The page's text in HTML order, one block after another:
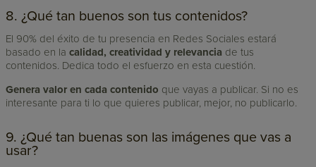
8. ¿Qué tan buenos son tus contenidos?
El 90% del éxito de tu presencia en Redes Sociales estará
basado en lacalidad, creatividad y relevancia de tus
contenidos. Dedica todo el esfuerzo en esta cuestión.
Genera valor en cada contenido que vayas a publicar. Si no es
interesante para ti lo que quieres publicar, mejor, no publicarlo.
9. ¿Qué tan buenas son las imágenes que vas a
usar?